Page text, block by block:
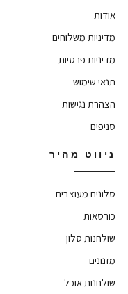
משלוחים
פרטיות
מהיר
מעוצבים
סלון
אוכל